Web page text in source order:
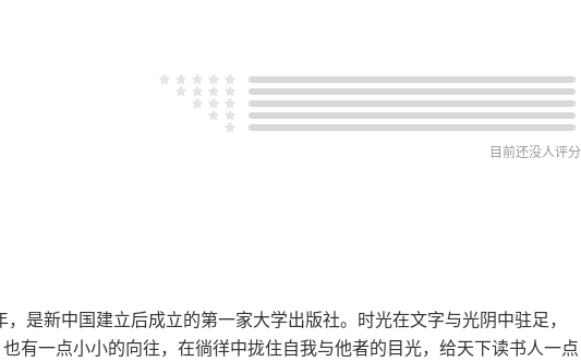
会学理论？
坚执之批评
目前还没人评分
是新中国建立后成立的第一家大学出版社。时光在文字与光阴中驻足，
有一点小小的向往，在徜徉中拢住自我与他者的目光，给天下读书人一点